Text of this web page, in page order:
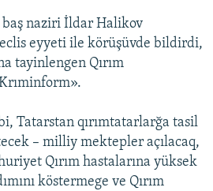
baş naziri İldar Halikov
eyyeti ile körüşüvde bildirdi,
tayinlengen Qırım
Tatarstan qırımtatarlarğa tasil
– milliy mektepler açılacaq,
Qırım hastalarına yüksek
köstermege ve Qırım